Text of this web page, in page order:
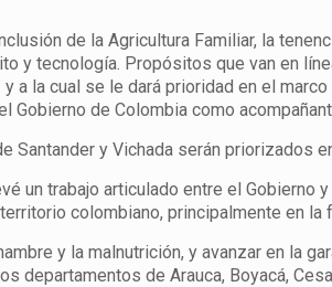
de la Agricultura Familiar, la
y tecnología. Propósitos que van en
a la cual se le dará prioridad en el
Gobierno de Colombia como
Santander y Vichada serán priorizados
un trabajo articulado entre el Gobierno
colombiano, principalmente en la
y la malnutrición, y avanzar en la
departamentos de Arauca, Boyacá,